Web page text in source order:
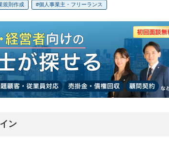
規則作成 個人事業主・フリーランス
ン